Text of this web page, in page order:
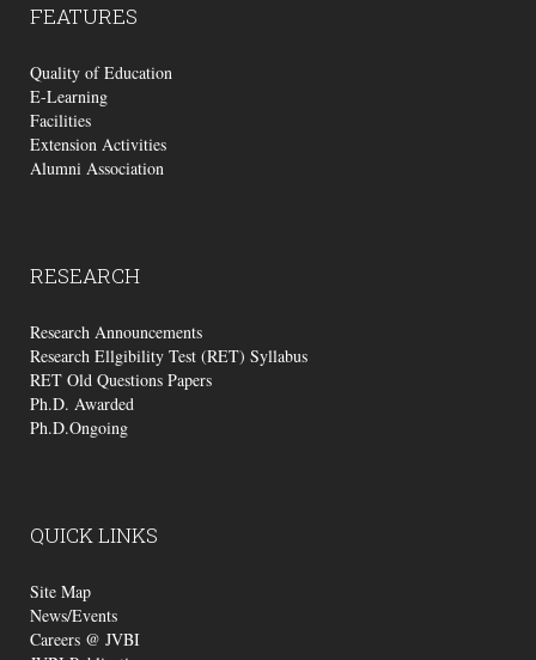
FEATURES
Quality of Education
E-Learning
Facilities
Extension Activities
Alumni Association
RESEARCH
Research Announcements
Research Ellgibility Test (RET) Syllabus
RET Old Questions Papers
Ph.D. Awarded
Ph.D.Ongoing
QUICKLINKS
Site Map
News/Events
Careers @ JVBI